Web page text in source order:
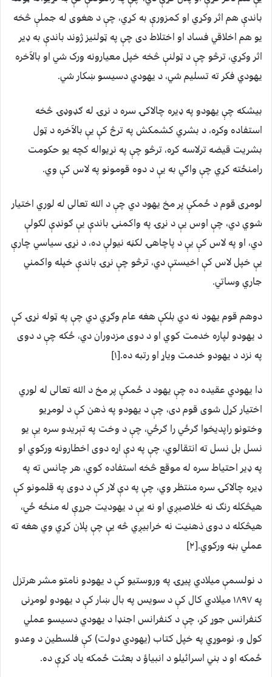
باندې هم اثر وکړي او کمزورې به کړي، چې د هغوی له جملې څخه
یو هم اخلاقي فساد او اختلاط دی چې په ټولنیز ژوند باندې به ډیر
اثر وکړي، ترڅو چې د ټولنې څخه خپل معیارونه ورک شي او بالآخره
یهودي فکر ته تسلیم شي، د یهودي دسیسو ښکار شي.
بیشکه چې یهودو په ډیره چالاکۍ سره د نړۍ له ګډوډۍ څخه
استفاده وکړه، د بشري کشمکش په ترڅ کې یې بالآخره د ټول
بشریت قیضه ترلاسه کړه، ترڅو چې په نړیواله کچه یو حکومت
رامنځته کړي چې واګي به یې د دوه قومونو په لاس کې وي.
لومړی قوم د ځمکې پر مخ یهود دي چې د الله تعالی له لوري اختیار
شوي دي، چې اوس یې د نړۍ په واکمنۍ باندې یې ګونډې لګولې
دي، او په لاس کې یې د پاچاهۍ لکڼه نیولې ده، د نړۍ سیاسي چارې
یې خپل لاس کې اخیستې دي، ترڅو چې نړۍ باندې خپله واکمني
جاري وساتي.
دوهم قوم یهود نه دي بلکې هغه عام وګړي دي چې په ټوله نړۍ کې
د یهودو لپاره خدمت کوي او د دوی مزدوران دي، ځکه چې د دوی
په نزد د یهودو خدمت ویاړ او رتبه ده.[۱]
دا یهودي عقیده ده چې یهود د ځمکې پر مخ د الله تعالی له لوري
اختیار کړل شوی قوم دی، چې د یهودو په ذهن کې د لومړیو
وختونو راپدیخوا ګرځي را ګرځي، چې د وخت په تېریدو سره یې یو
نسل بل نسل ته انتقالوي، چې په دې اړه دوی اخطارونه ورکوي او
په ډیر احتیاط سره له موقع څخه استفاده کوي، هر چانس ته په
ډیره چالاکۍ سره منتظر وي، چې په دې لار کې د دوی په قلمونو کې
هیڅکله رنګ نه خلاصیږي او نه یې د یهودیت جرړې له منځه ځي،
هیڅکله د دوی ذهنیت نه خرابیږي څه یې چې پلان کړي وي هغه ته
عملي بڼه ورکوي.[۲]
د نولسمې میلادي پيړۍ په وروستیو کې د یهودو نامتو مشر هرتزل
په ۱۸۹۷ میلادي کال کې د سویس په بال ښار کې د یهودو لومړنی
کنفرانس جوړ کړ، چې د کنفرانس اجنډا د یهودي دسیسو عملي
کول و، نوموړي په خپل کتاب (یهودي دولت) کې فلسطین د وعدو
ځمکه او د بني اسرائيلو د انبیاؤ د بعثت ځمکه یاد کړې ده.